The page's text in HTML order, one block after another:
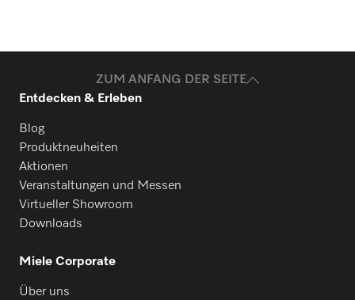
ZUM ANFANG DER SEITE
Entdecken & Erleben
Blog
Produktneuheiten
Aktionen
Veranstaltungen und Messen
Virtueller Showroom
Downloads
Miele Corporate
Über uns